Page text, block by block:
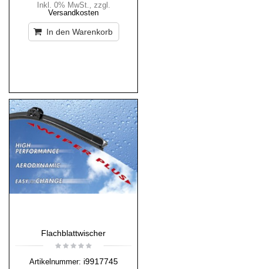
Inkl. 0% MwSt., zzgl.
Versandkosten
In den Warenkorb
Flachblattwischer
Artikelnummer: i9917745